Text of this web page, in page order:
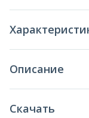
Marseille Latte |
Описание
Скачать